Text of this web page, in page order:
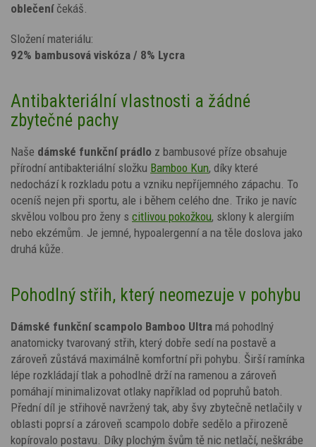
oblečení čekáš.
Složení materiálu:
92% bambusová viskóza / 8% Lycra
Antibakteriální vlastnosti a žádné
zbytečné pachy
Naše dámské funkční prádlo z bambusové příze obsahuje
přírodní antibakteriální složku Bamboo Kun, díky které
nedochází k rozkladu potu a vzniku nepříjemného zápachu. To
oceníš nejen při sportu, ale i během celého dne. Triko je navíc
skvělou volbou pro ženy s citlivou pokožkou, sklony k alergiím
nebo ekzémům. Je jemné, hypoalergenní a na těle doslova jako
druhá kůže.
Pohodlný střih, který neomezuje v pohybu
Dámské funkční scampolo Bamboo Ultra má pohodlný
anatomicky tvarovaný střih, který dobře sedí na postavě a
zároveň zůstává maximálně komfortní při pohybu. Širší ramínka
lépe rozkládají tlak a pohodlně drží na ramenou a zároveň
pomáhají minimalizovat otlaky například od popruhů batoh.
Přední díl je střihově navržený tak, aby švy zbytečně netlačily v
oblasti poprsí a zároveň scampolo dobře sedělo a přirozeně
kopírovalo postavu. Díky plochým švům tě nic netlačí, neškrábe